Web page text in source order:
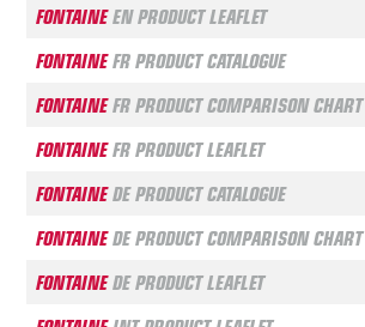
FONTAINEEN PRODUCT LEAFLET
FONTAINEFR PRODUCT CATALOGUE
FONTAINEFR PRODUCT COMPARISON CHART
FONTAINEFR PRODUCT LEAFLET
FONTAINEDE PRODUCT CATALOGUE
FONTAINEDE PRODUCT COMPARISON CHART
FONTAINEDE PRODUCT LEAFLET